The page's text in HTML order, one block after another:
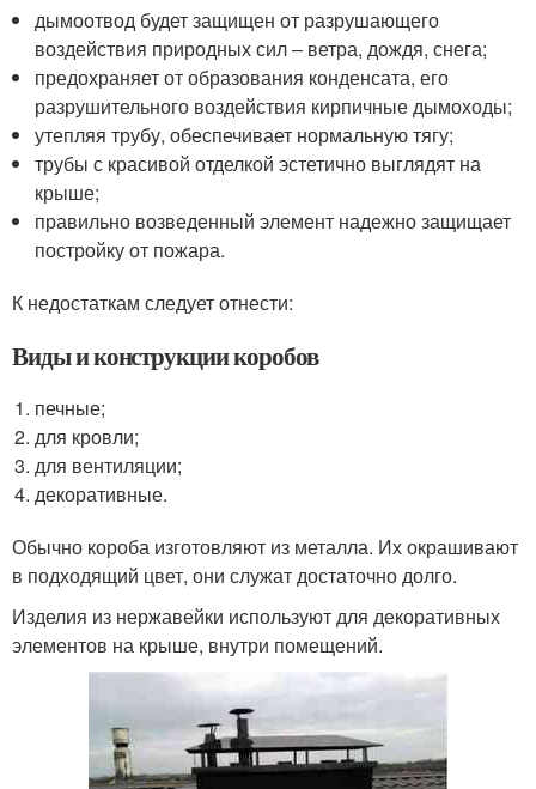
дымоотвод будет защищен от разрушающего
воздействия природных сил – ветра, дождя, снега;
предохраняет от образования конденсата, его
разрушительного воздействия кирпичные дымоходы;
утепляя трубу, обеспечивает нормальную тягу;
трубы с красивой отделкой эстетично выглядят на
крыше;
правильно возведенный элемент надежно защищает
постройку от пожара.
К недостаткам следует отнести:
Виды и конструкции коробов
печные;
для кровли;
для вентиляции;
декоративные.
Обычно короба изготовляют из металла. Их окрашивают
в подходящий цвет, они служат достаточно долго.
Изделия из нержавейки используют для декоративных
элементов на крыше, внутри помещений.